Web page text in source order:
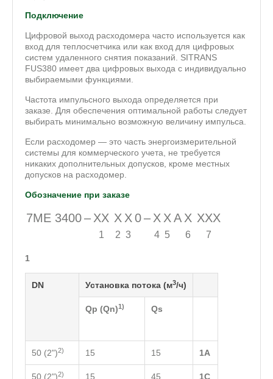
Подключение
Цифровой выход расходомера часто используется как
вход для теплосчетчика или как вход для цифровых
систем удаленного снятия показаний. SITRANS
FUS380 имеет два цифровых выхода с индивидуально
выбираемыми функциями.
Частота импульсного выхода определяется при
заказе. Для обеспечения оптимальной работы следует
выбирать минимально возможную величину импульса.
Если расходомер — это часть энергоизмерительной
системы для коммерческого учета, не требуется
никаких дополнительных допусков, кроме местных
допусков на расходомер.
Обозначение при заказе
7ME 3400– ХХ X Х0– X XA X XXX
1 2 3 4 5 6 7
1
DN Установка потока (м3/ч)
Qp (Qn)1) Qs
50 (2")2) 15 15 1А
50 (2")2) 15 45 1C